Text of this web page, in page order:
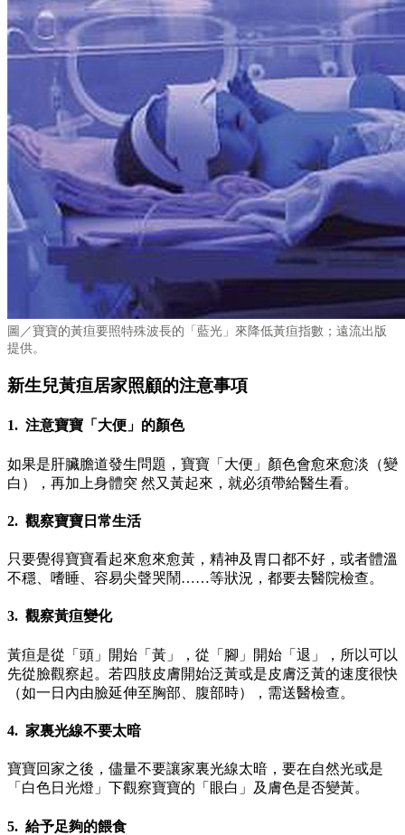
圖／寶寶的黃疸要照特殊波長的「藍光」來降低黃疸指數；遠流出版
提供。
新生兒黃疸居家照顧的注意事項
1. 注意寶寶「大便」的顏色
如果是肝臟膽道發生問題，寶寶「大便」顏色會愈來愈淡（變
白），再加上身體突 然又黃起來，就必須帶給醫生看。
2. 觀察寶寶日常生活
只要覺得寶寶看起來愈來愈黃，精神及胃口都不好，或者體溫
不穩、嗜睡、容易尖聲哭鬧……等狀況，都要去醫院檢查。
3. 觀察黃疸變化
黃疸是從「頭」開始「黃」，從「腳」開始「退」，所以可以
先從臉觀察起。若四肢皮膚開始泛黃或是皮膚泛黃的速度很快
（如一日內由臉延伸至胸部、腹部時），需送醫檢查。
4. 家裏光線不要太暗
寶寶回家之後，儘量不要讓家裏光線太暗，要在自然光或是
「白色日光燈」下觀察寶寶的「眼白」及膚色是否變黃。
5. 給予足夠的餵食